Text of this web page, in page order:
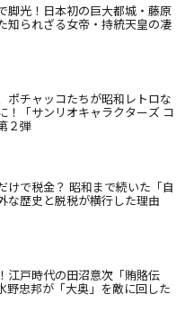
脚光！日本初の巨大都城・藤原
知られざる女帝・持統天皇の凄
ポチャッコたちが昭和レトロな
！「サンリオキャラクターズ コ
２弾
けで税金？ 昭和まで続いた「自
な歴史と脱税が横行した理由
江戸時代の田沼意次「賄賂伝
野忠邦が「大奥」を敵に回した